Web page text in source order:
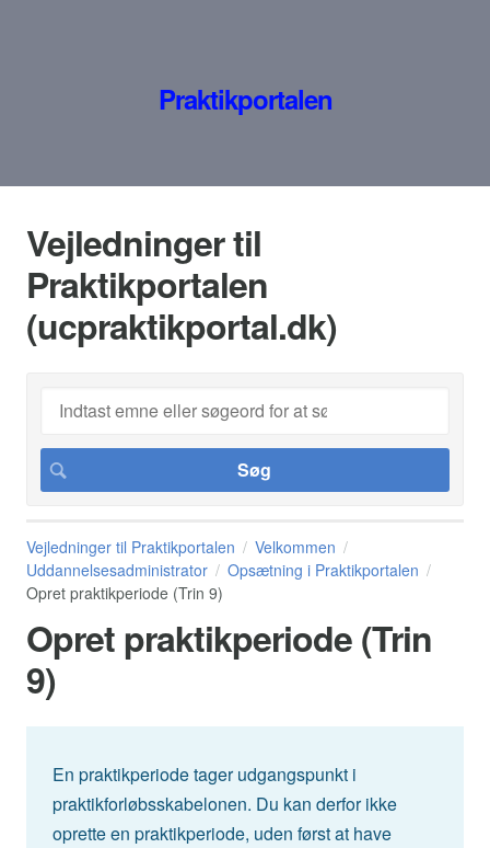
Praktikportalen
Vejledninger til
Praktikportalen
(ucpraktikportal.dk)
Vejledninger til Praktikportalen
Velkommen
Uddannelsesadministrator
Opsætning i Praktikportalen
Opret praktikperiode (Trin 9)
Opret praktikperiode (Trin
9)
En praktikperiode tager udgangspunkt i
praktikforløbsskabelonen. Du kan derfor ikke
oprette en praktikperiode, uden først at have